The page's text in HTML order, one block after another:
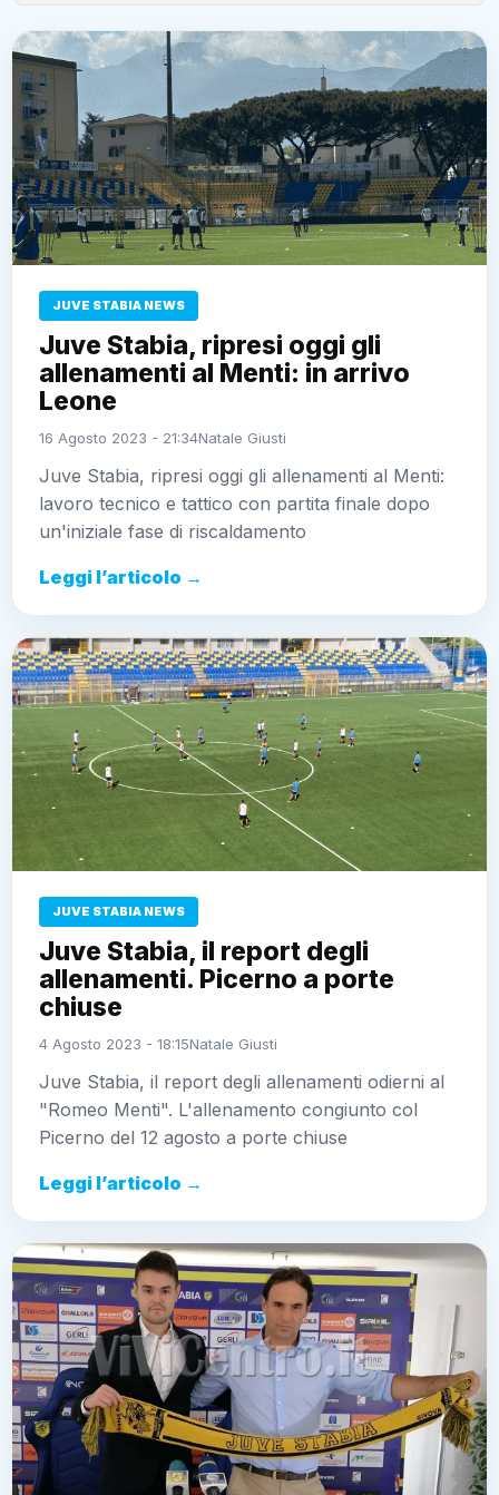
JUVE STABIA NEWS
Juve Stabia, ripresi oggi gli
allenamenti al Menti: in arrivo
Leone
16 Agosto 2023 - 21:34Natale Giusti
Juve Stabia, ripresi oggi gli allenamenti al Menti:
lavoro tecnico e tattico con partita finale dopo
un'iniziale fase di riscaldamento
Leggi l’articolo →
JUVE STABIA NEWS
Juve Stabia, il report degli
allenamenti. Picerno a porte
chiuse
4 Agosto 2023 - 18:15Natale Giusti
Juve Stabia, il report degli allenamenti odierni al
"Romeo Menti". L'allenamento congiunto col
Picerno del 12 agosto a porte chiuse
Leggi l’articolo →